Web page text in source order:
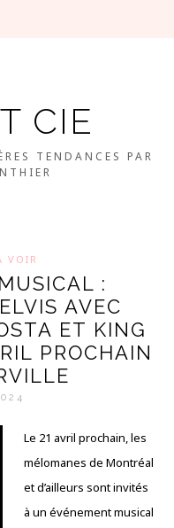
CIE
TENDANCES PAR
VOIR
:
AVEC
ET KING
PROCHAIN
Le 21 avril prochain, les
mélomanes de Montréal
et d’ailleurs sont invités
à un événement musical